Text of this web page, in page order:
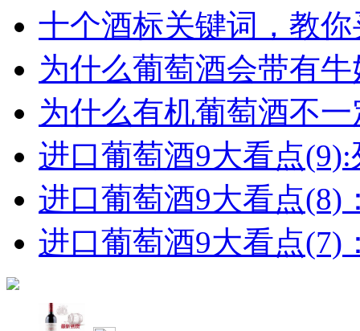
十个酒标关键词，教
为什么葡萄酒会带有
为什么有机葡萄酒不
进口葡萄酒9大看点(9):
进口葡萄酒9大看点(8)
进口葡萄酒9大看点(7)